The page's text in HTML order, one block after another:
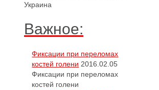
Украина
Важное:
Фиксации при переломах
костей голени 2016.02.05
Фиксации при переломах
костей голени